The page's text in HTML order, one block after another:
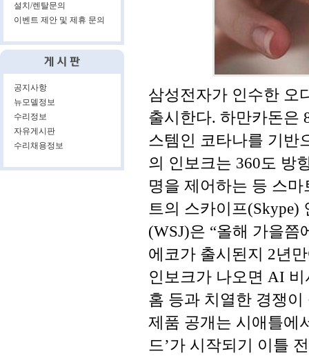
설치/렌탈문의
이벤트 제안 및 제휴 문의
공지사항
뉴모델정보
수리정보
자유게시판
수리채용정보
삼성전자가 인수한 오
출시한다. 하만카돈은
스템인 코타나를 기반
의 인보크는 360도 방
명을 제어하는 등 스
트의 스카이프(Skype)
(WSJ)은 “올해 가을
에코가 출시된지 2년
인보크가 나오면 AI
홈 등과 치열한 경쟁
제품 공개는 시애틀에
드’가 시작되기 이틀